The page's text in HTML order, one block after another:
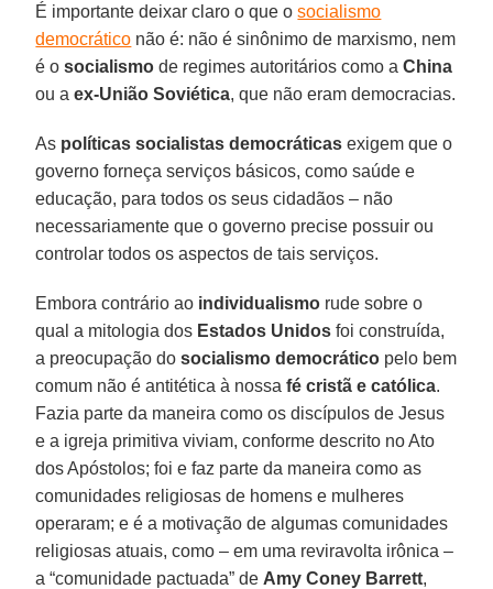
É importante deixar claro o que osocialismo
democrático não é: não é sinônimo de marxismo, nem
é osocialismo de regimes autoritários como aChina
ou aex-União Soviética, que não eram democracias.
As políticas socialistas democráticas exigem que o
governo forneça serviços básicos, como saúde e
educação, para todos os seus cidadãos – não
necessariamente que o governo precise possuir ou
controlar todos os aspectos de tais serviços.
Embora contrário ao individualismo rude sobre o
qual a mitologia dos Estados Unidos foi construída,
a preocupação dosocialismo democrático pelo bem
comum não é antitética à nossafé cristã e católica.
Fazia parte da maneira como os discípulos de Jesus
e a igreja primitiva viviam, conforme descrito no Ato
dos Apóstolos; foi e faz parte da maneira como as
comunidades religiosas de homens e mulheres
operaram; e é a motivação de algumas comunidades
religiosas atuais, como – em uma reviravolta irônica –
a “comunidade pactuada” de Amy Coney Barrett,